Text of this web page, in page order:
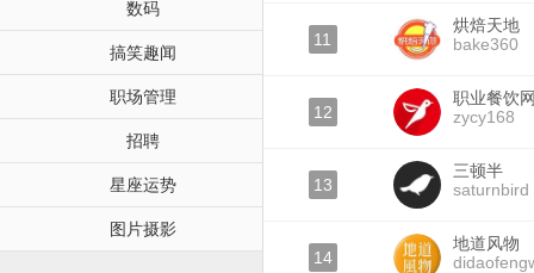
数码
搞笑趣闻
职场管理
招聘
星座运势
图片摄影
11
烘焙天地
bake360
12
职业餐饮
zycy168
13
三顿半
saturnbird
14
地道风物